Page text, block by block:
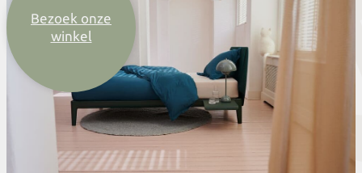
Bezoek onze
winkel